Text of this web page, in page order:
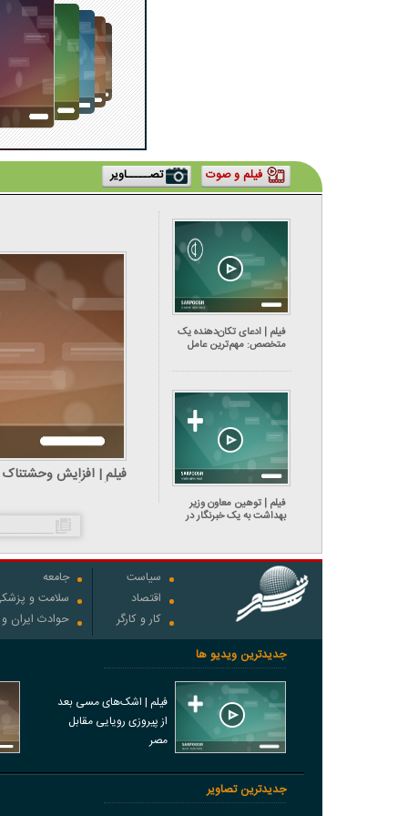
فیلم و صوت
فیلم | افزایش وحشتناک
دروغ می‎‌گویند
فیلم | ادعای تکان‌دهنده یک
متخصص: مهم‌ترین عامل
مصرف چای داغ است!
فیلم | توهین معاون وزیر
بهداشت به یک خبرنگار در
تصـــــاویر
سیاست
اقتصاد
کار و کارگر
جامعه
سلامت و
حوادث ایران
جدیدترین ویدیو ها
فیلم | اشک‌های مسی بعد
از پیروزی رویایی مقابل
مصر
جدیدترین تصاویر